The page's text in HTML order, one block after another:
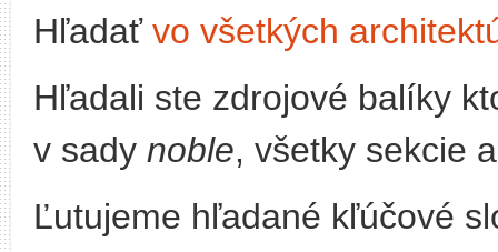
Hľadať vo všetkých
Hľadali ste zdrojové balíky
v sady noble, všetky sekcie
Ľutujeme hľadané kľúčové